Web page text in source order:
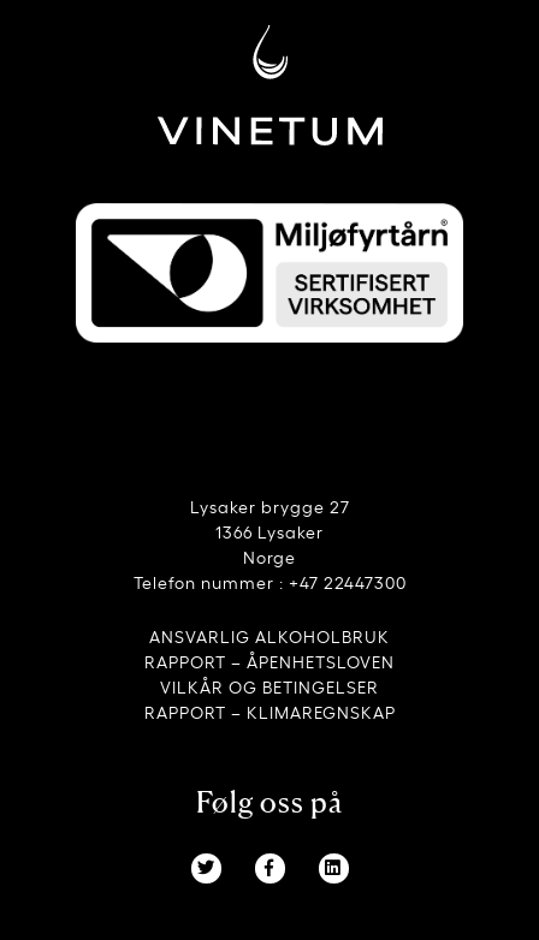
Lysaker brygge 27
1366 Lysaker
Norge
Telefon nummer : +47 22447300
ANSVARLIG ALKOHOLBRUK
RAPPORT – ÅPENHETSLOVEN
VILKÅR OG BETINGELSER
RAPPORT – KLIMAREGNSKAP
Følg oss på